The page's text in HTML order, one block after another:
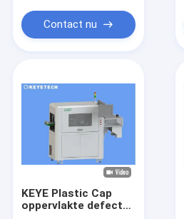
Contact nu
KEYE Plastic Cap
oppervlakte defecten